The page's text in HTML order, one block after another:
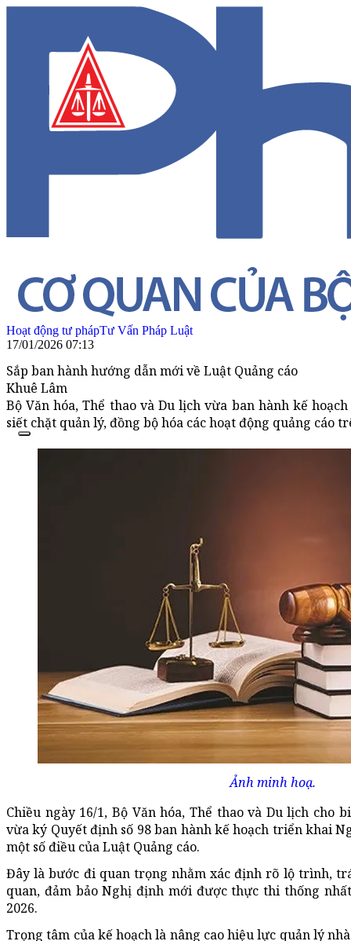
Hoạt động tư phápTư Vấn Pháp Luật
17/01/2026 07:13
Sắp ban hành hướng dẫn mới về Luật Quảng cáo
Khuê Lâm
Bộ Văn hóa, Thể thao và Du lịch vừa ban hành kế
siết chặt quản lý, đồng bộ hóa các hoạt động quảng cáo
Ảnh minh hoạ.
Chiều ngày 16/1, Bộ Văn hóa, Thể thao và Du lịch
vừa ký Quyết định số 98 ban hành kế hoạch triển khai
một số điều của Luật Quảng cáo.
Đây là bước đi quan trọng nhằm xác định rõ lộ trình,
quan, đảm bảo Nghị định mới được thực thi thống
2026.
Trọng tâm của kế hoạch là nâng cao hiệu lực quản lý